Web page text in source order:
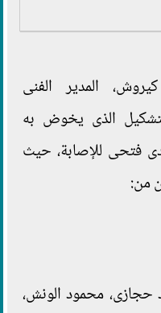
المدير الفنى
الذى يخوض به
فتحى للإصابة، حيث
من:
حجازى، محمود الونش،